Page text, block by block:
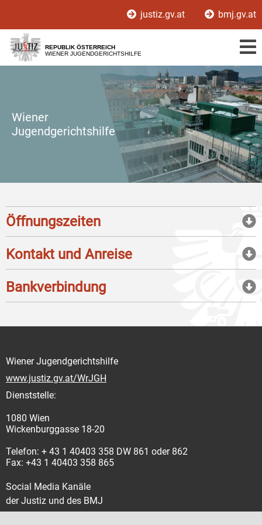
[1]
[2]
justiz.gv.at bmj.gv.at
REPUBLIK ÖSTERREICH
WIENER JUGENDGERICHTSHILFE
Wiener
Jugendgerichtshilfe
Öffnungszeiten
Kontakt und Anreise
Bankverbindung
Wiener Jugendgerichtshilfe
www.justiz.gv.at/WrJGH
Dienststelle:
1080 Wien
Wickenburggasse 18-20
Telefon: + 43 1 40403 358 DW 861 oder 862
Fax: +43 1 40403 358 865
Social Media Kanäle
der Justiz und des BMJ